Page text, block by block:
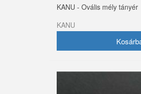
KANU - Ovális mély tányér
KANU